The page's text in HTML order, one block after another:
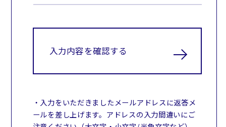
入力内容を確認する
・入力をいただきましたメールアドレスに返答メ
ールを差し上げます。アドレスの入力間違いにご